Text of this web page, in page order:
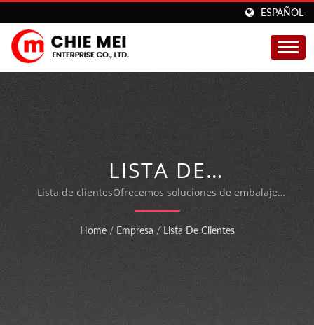
ESPAÑOL
LISTA DE
CLIENTESFABRICANTE
DE MÁQUINAS DE
ENVOLTURA
AUTOMÁTICA |CHIE
MEI
Lista de clientesOfrecemos soluciones de embalaje
personalizadas para máquinas de embalaje
automáticas que cuentan con las certificaciones ISO
Home / Empresa / Lista De Clientes